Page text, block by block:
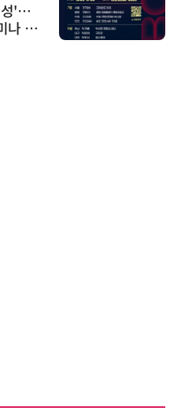
성'…
나 페